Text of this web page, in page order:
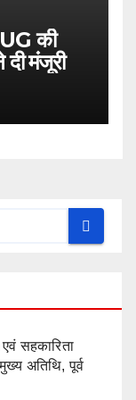
की
मंजूरी
सहकारिता
अतिथि, पूर्व